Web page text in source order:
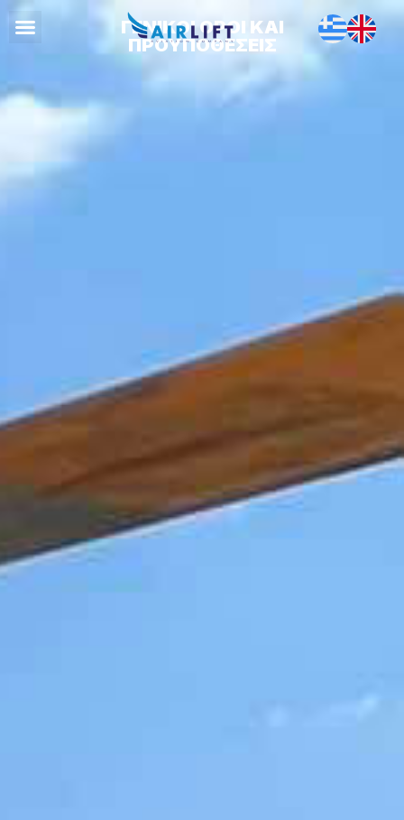
ΓΕΝΙΚΟΙ ΟΡΟΙ ΚΑΙ
ΠΡΟΥΠΟΘΕΣΕΙΣ